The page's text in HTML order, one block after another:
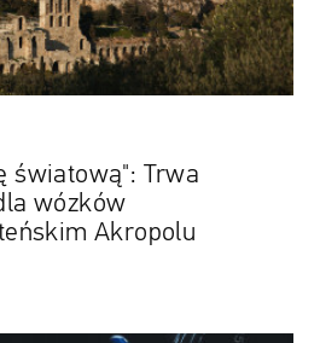
światową": Trwa
wózków
Akropolu